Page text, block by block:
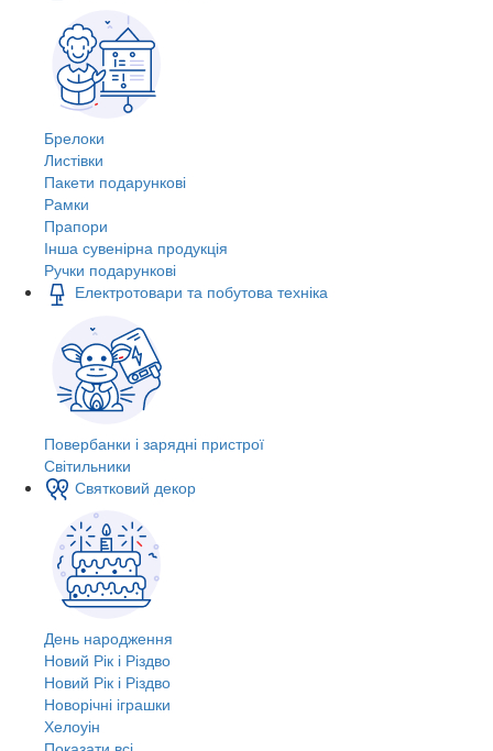
Брелоки
Листівки
Пакети подарункові
Рамки
Прапори
Інша сувенірна продукція
Ручки подарункові
Електротовари та побутова техніка
Повербанки і зарядні пристрої
Світильники
Святковий декор
День народження
Новий Рік і Різдво
Новий Рік і Різдво
Новорічні іграшки
Хелоуін